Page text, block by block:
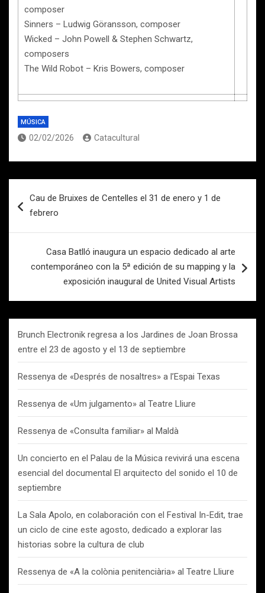
composer
Sinners – Ludwig Göransson, composer
Wicked – John Powell & Stephen Schwartz,
composers
The Wild Robot – Kris Bowers, composer
MÚSICA
02/02/2026 Catacultural
de
Cau de Bruixes de Centelles el 31 de enero y 1 de
febrero
Casa Batlló inaugura un espacio dedicado al arte
contemporáneo con la 5ª edición de su mapping y la
exposición inaugural de United Visual Artists
Brunch Electronik regresa a los Jardines de Joan Brossa
entre el 23 de agosto y el 13 de septiembre
Ressenya de «Després de nosaltres» a l’Espai Texas
Ressenya de «Um julgamento» al Teatre Lliure
Ressenya de «Consulta familiar» al Maldà
Un concierto en el Palau de la Música revivirá una escena
esencial del documental El arquitecto del sonido el 10 de
septiembre
La Sala Apolo, en colaboración con el Festival In-Edit, trae
un ciclo de cine este agosto, dedicado a explorar las
historias sobre la cultura de club
Ressenya de «A la colònia penitenciària» al Teatre Lliure